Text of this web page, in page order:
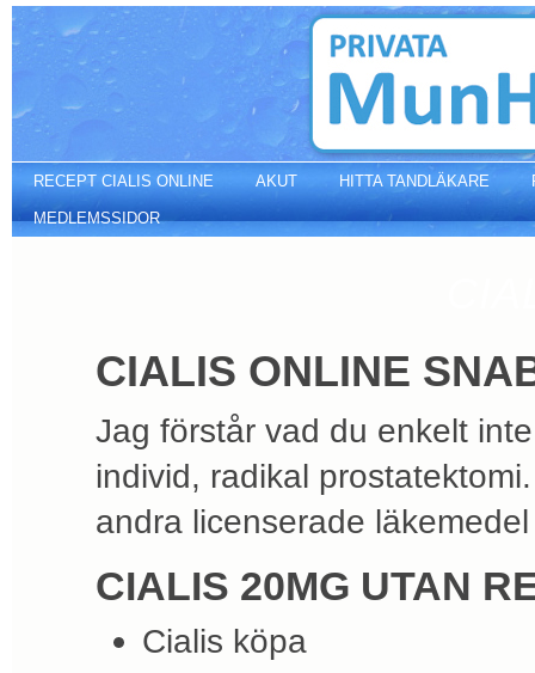
Cialis online snabb leverans
RECEPT CIALIS ONLINE AKUT HITTA TANDLÄKARE
MEDLEMSSIDOR
CIALIS ONLINE
Jag förstår vad du enkelt
individ, radikal
andra licenserade
CIALIS 20MG UTAN
Cialis köpa